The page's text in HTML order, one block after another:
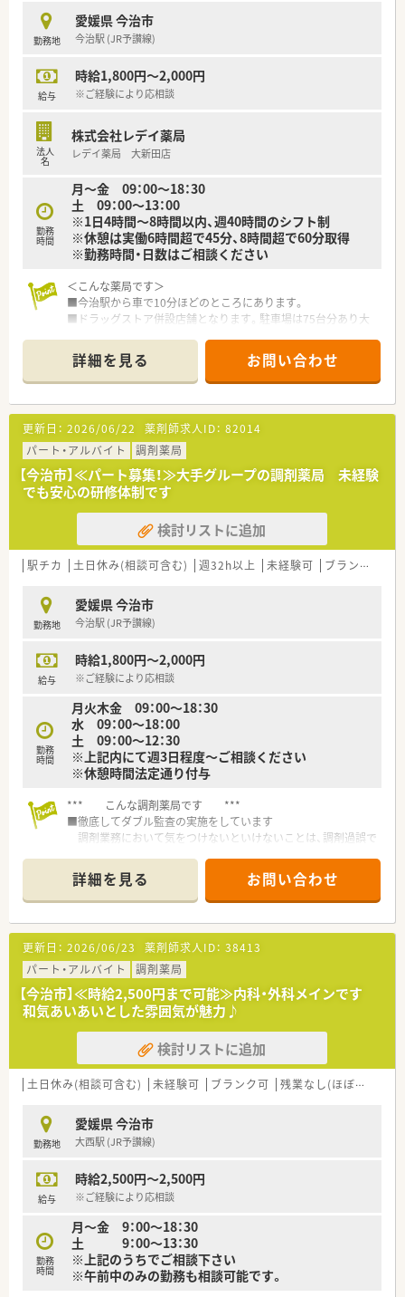
勤務地
愛媛県 今治市
今治駅 (JR予讃線)
給与
時給1,800円～2,000円
※ご経験により応相談
法人
名
株式会社レデイ薬局
レデイ薬局 大新田店
勤務
時間
月～金 09：00～18：30
土 09：00～13：00
※1日4時間～8時間以内、週40時間のシフト制
※休憩は実働6時間超で45分、8時間超で60分取得
※勤務時間・日数はご相談ください
＜こんな薬局です＞
■今治駅から車で10分ほどのところにあります。
■ドラッグストア併設店舗となります。駐車場は75台分あり大
店舗内の一角に調剤薬局がございます。調剤薬局専用の出入
り口もございます。
■薬剤師は常勤3名、事務員3名在籍しています。
■電子薬歴・監査システム・散剤分包機（Vマス）導入済みです。
＜業務内容＞
■総合病院からの処方箋がメイン。その他広域処方も取り扱い
ます。
■処方箋枚数は1日平均37枚/日。
■調剤・投薬・監査・OTC販売など薬剤師業務全般をお願い致しま
す。
■外来処方の対応だけでなく在宅業務もございます。
ご経験や配属後の状況に応じてご担当頂く場合がございま
す。
＜研修制度＞
■ご入職後は現場にてOJT研修を行います。
■環境の変化に応じ、ステージに合った研修を実施しておりま
実技研修では実際の業務さながらの体験とともに、幅広く薬剤
師の仕事を学び、仕事への理解を深めることが出来ます。
＜法人特徴＞
調剤薬局を併設している調剤併設型、「フジでのお買い物のつい
でにあのお薬や化粧品を・・・」というお客様の生活シーンに対応
したインストア型、そのインストア型の中でも化粧品を専門に扱
うコスメ店など地域のお客様のニーズに合わせた店舗展開をし
■ツルハグループとして瀬戸内海圏にてドミナント展開を強化
している地域№１のドラッグチェーンです。
今後も更に、ドラッグストアと調剤薬局の併設店を標準型店舗
として、利便性と専門性を兼ね備えた店舗展開を図って参りま
す。
■愛媛県を中心に四国・中国エリアに228店舗展開しておりま
す。現在約3割が調剤取扱店舗です。
■様々な福利厚生制度で、業界トップクラスの満足度を誇ってお
ります。誰もが安心して働ける職場づくりを目指しています。
■地域のお客様と共に取り組む地域支援・社会貢献活動も活発に
行っております。
詳細を見る お問い合わせ
更新日： 2026/06/22 薬剤師求人ID： 82014
パート・アルバイト
調剤薬局
【今治市】≪パート募集！≫大手グループの調剤薬局 未経験
でも安心の研修体制です
検討リストに追加
駅チカ 土日休み(相談可含む) 週32h以上 未経験可 ブランク可
勤務地
愛媛県 今治市
今治駅 (JR予讃線)
給与
時給1,800円～2,000円
※ご経験により応相談
勤務
時間
月火木金 09：00～18：30
水 09：00～18：00
土 09：00～12：30
※上記内にて週3日程度～ご相談ください
※休憩時間法定通り付与
*** こんな調剤薬局です ***
■徹底してダブル監査の実施をしています
調剤業務において気をつけないといけないことは、調剤過誤で
全店監査システムを取り入れ、必ず二回監査をすることによ
り、
細かいチェックをし調剤ミスが起こらないように徹底して取
り組んでいます。
■専門知識を身につける研修を行っています。
ドクターやメーカーによる研修やケアネットTVを利用した視
聴研修、
また、社員薬剤師全員調剤ができるように社内調剤研修も行っ
ています。
詳細を見る お問い合わせ
更新日： 2026/06/23 薬剤師求人ID： 38413
パート・アルバイト
調剤薬局
【今治市】≪時給2,500円まで可能≫内科・外科メインです
和気あいあいとした雰囲気が魅力♪
検討リストに追加
土日休み(相談可含む) 未経験可 ブランク可 残業なし(ほぼなし含む)
勤務地
愛媛県 今治市
大西駅 (JR予讃線)
給与
時給2,500円～2,500円
※ご経験により応相談
勤務
時間
月～金 9：00～18：30
土 9：00～13：30
※上記のうちでご相談下さい
※午前中のみの勤務も相談可能です。